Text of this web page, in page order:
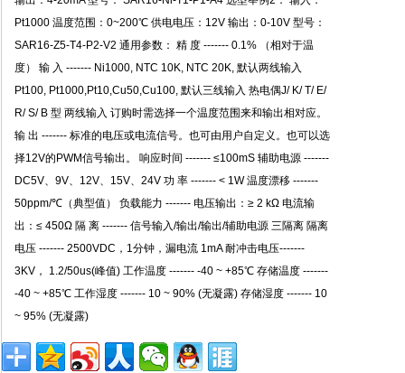
Pt1000 温度范围：0~200℃ 供电电压：12V 输出：0-10V 型号：
SAR16-Z5-T4-P2-V2 通用参数： 精 度 ------- 0.1% （相对于温
度） 输 入 ------- Ni1000, NTC 10K, NTC 20K, 默认两线输入
Pt100, Pt1000,Pt10,Cu50,Cu100, 默认三线输入 热电偶J/ K/ T/ E/
R/ S/ B 型 两线输入 订购时需选择一个温度范围来和输出相对应。
输 出 ------- 标准的电压或电流信号。也可由用户自定义。也可以选
择12V的PWM信号输出。 响应时间 ------- ≤100mS 辅助电源 -------
DC5V、9V、12V、15V、24V 功 率 ------- < 1W 温度漂移 -------
50ppm/℃（典型值） 负载能力 ------- 电压输出：≥ 2 kΩ 电流输
出：≤ 450Ω 隔 离 ------- 信号输入/输出/输出/辅助电源 三隔离 隔离
电压 ------- 2500VDC，1分钟，漏电流 1mA 耐冲击电压-------
3KV， 1.2/50us(峰值) 工作温度 ------- -40 ~ +85℃ 存储温度 -------
-40 ~ +85℃ 工作湿度 ------- 10 ~ 90% (无凝露) 存储湿度 ------- 10
~ 95% (无凝露)